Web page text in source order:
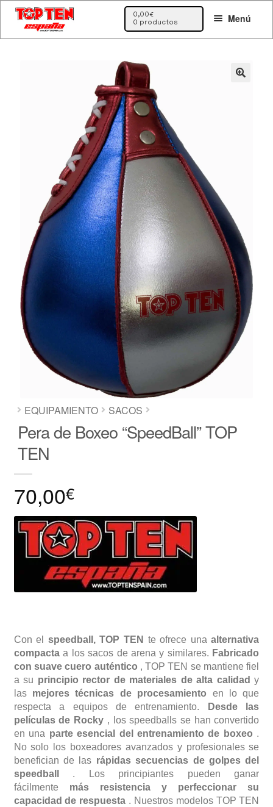
Ir
a
la
Ir
al
contenido
Menú
0,00€
0 productos
EQUIPAMIENTO SACOS
Pera de Boxeo “SpeedBall” TOP
TEN
70,00€
Con el speedball, TOP TEN te ofrece unaalternativa
compactaa los sacos de arena y similares. Fabricado
con suave cuero auténtico , TOP TEN se mantiene fiel
a su principio rector de materiales de alta calidad y
las mejores técnicas de procesamiento en lo que
respecta a equipos de entrenamiento.
Desde las
películas de Rocky , los speedballs se han convertido
en una parte esencial del entrenamiento de boxeo .
No solo los boxeadores avanzados y profesionales se
benefician de las rápidas secuencias de golpes del
speedball
. Los principiantes pueden ganar
fácilmente más resistencia y perfeccionar su
capacidad de respuesta . Nuestros modelos TOP TEN